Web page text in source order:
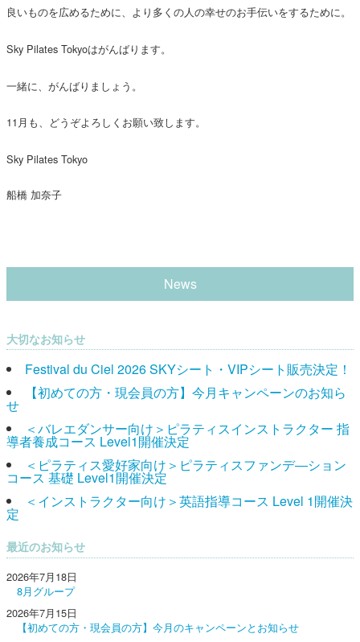
良いものを広めるために、より多くの人の幸せのお手伝いをするために。
Sky Pilates Tokyoはがんばります。
一緒に、がんばりましょう。
11月も、どうぞよろしくお願い致します。
Sky Pilates Tokyo
船橋 加奈子
News
大切なお知らせ
Festival du Ciel 2026 SKYシート・VIPシート販売決定！
【初めての方・現会員の方】今月キャンペーンのお知ら
せ
＜バレエダンサー向け＞ピラティスインストラクター 指
導者養成コース Level1開催決定
＜ピラティス愛好家向け＞ピラティスファンデ―ション
コース 基礎 Level1開催決定
＜インストラクター向け＞英語指導コース Level 1開催決
定
最近のお知らせ
2026年7月18日
8月グループ
2026年7月15日
【初めての方・現会員の方】今月のキャンペーンとお知らせ